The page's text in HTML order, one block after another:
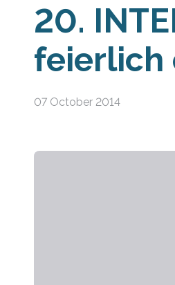
20.
feierlich
07 October 2014